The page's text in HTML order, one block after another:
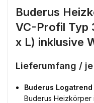
Buderus
VC-Profil Typ
x L) inklusive
Lieferumfang /
Buderus
Buderus Heizkörper